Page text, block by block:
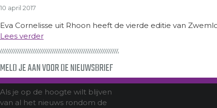
10 april 2017
Eva Cornelisse uit Rhoon heeft de vierde editie van
Lees verder
MELD JE AAN VOOR DE NIEUWSBRIEF
Als je op de hoogte wilt blijven
van al het nieuws rondom de